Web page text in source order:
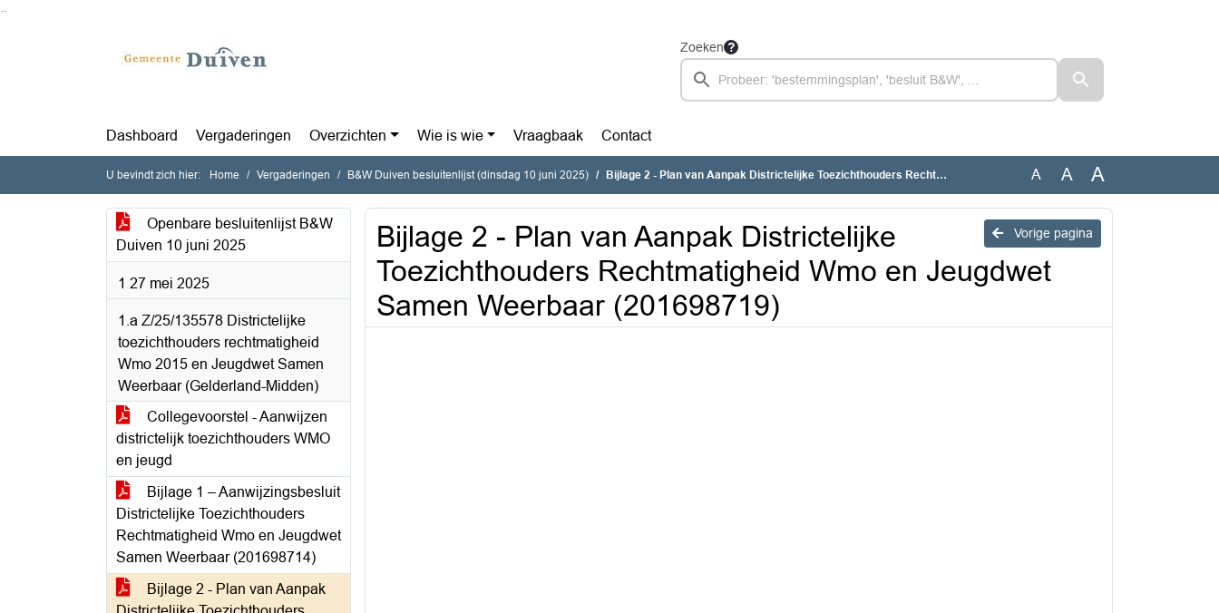
Zoeken
Dashboard Vergaderingen Overzichten Wie is wie Vraagbaak Contact
U bevindt zich hier: Home Vergaderingen B&W Duiven besluitenlijst (dinsdag 10 juni 2025) Bijlage 2 - Plan van Aanpak Districtelijke Toezichthouders Rechtmatigheid Wmo en Jeugdwet Samen Weerbaar (201698719) A A A
Openbare besluitenlijst B&W
Duiven 10 juni 2025
1 27 mei 2025
1.a Z/25/135578 Districtelijke
toezichthouders rechtmatigheid
Wmo 2015 en Jeugdwet Samen
Weerbaar (Gelderland-Midden)
Collegevoorstel - Aanwijzen
districtelijk toezichthouders WMO
en jeugd
Bijlage 1 – Aanwijzingsbesluit
Districtelijke Toezichthouders
Rechtmatigheid Wmo en Jeugdwet
Samen Weerbaar (201698714)
Bijlage 2 - Plan van Aanpak
Vorige pagina
Bijlage 2 - Plan van Aanpak Districtelijke
Toezichthouders Rechtmatigheid Wmo en Jeugdwet
Samen Weerbaar (201698719)